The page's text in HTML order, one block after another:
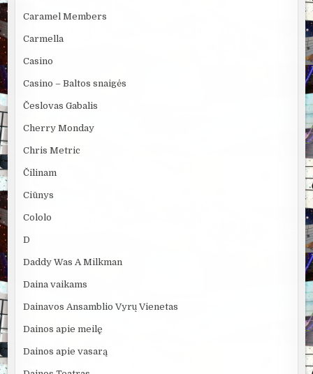
Caramel Members
Carmella
Casino
Casino – Baltos snaigės
Česlovas Gabalis
Cherry Monday
Chris Metric
Čilinam
Ciūnys
Cololo
D
Daddy Was A Milkman
Daina vaikams
Dainavos Ansamblio Vyrų Vienetas
Dainos apie meilę
Dainos apie vasarą